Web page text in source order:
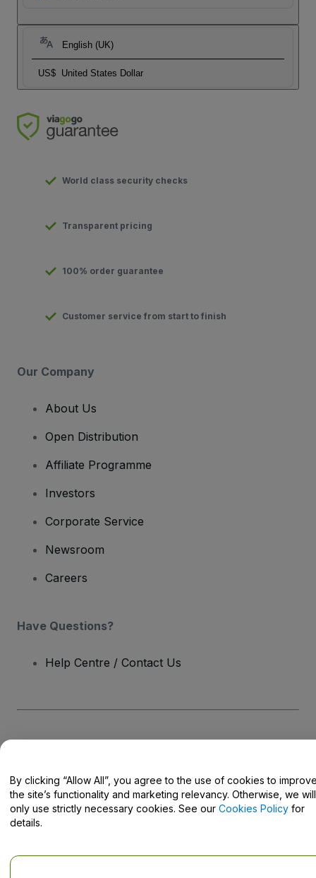
English (UK)
US$ United States Dollar
World class security checks
Transparent pricing
100% order guarantee
Customer service from start to finish
Our Company
About Us
Open Distribution
Affiliate Programme
Investors
Corporate Service
Newsroom
Careers
Have Questions?
Help Centre / Contact Us
Privacy Policy
Do Not Share My Personal Information/Your Privacy Choices
By clicking “Allow All”, you agree to the use of cookies to
the site’s functionality and marketing relevancy. Otherwise, we will
only use strictly necessary cookies. See our Cookies Policy for
details.